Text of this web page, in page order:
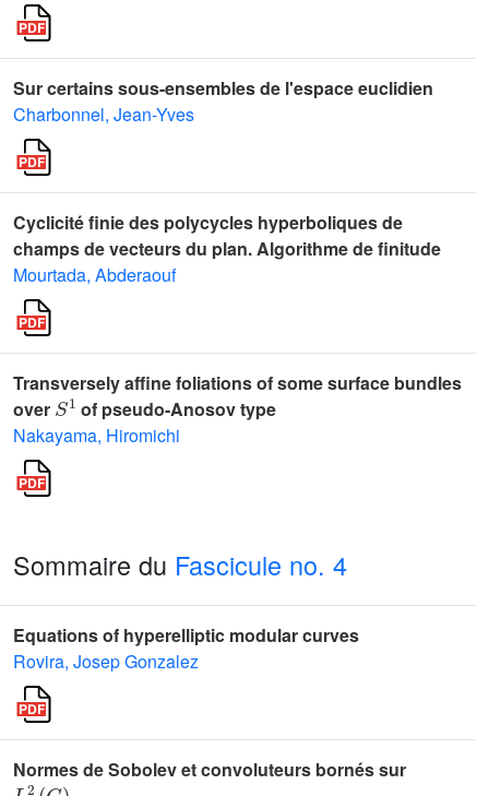
Sur certains sous-ensembles de l'espace euclidien
Charbonnel, Jean-Yves
Cyclicité finie des polycycles hyperboliques de
champs de vecteurs du plan. Algorithme de finitude
Mourtada, Abderaouf
Transversely affine foliations of some surface bundles
over
S1
of pseudo-Anosov type
Nakayama, Hiromichi
Sommaire du Fascicule no. 4
Equations of hyperelliptic modular curves
Rovira, Josep Gonzalez
Normes de Sobolev et convoluteurs bornés sur
L2(G)